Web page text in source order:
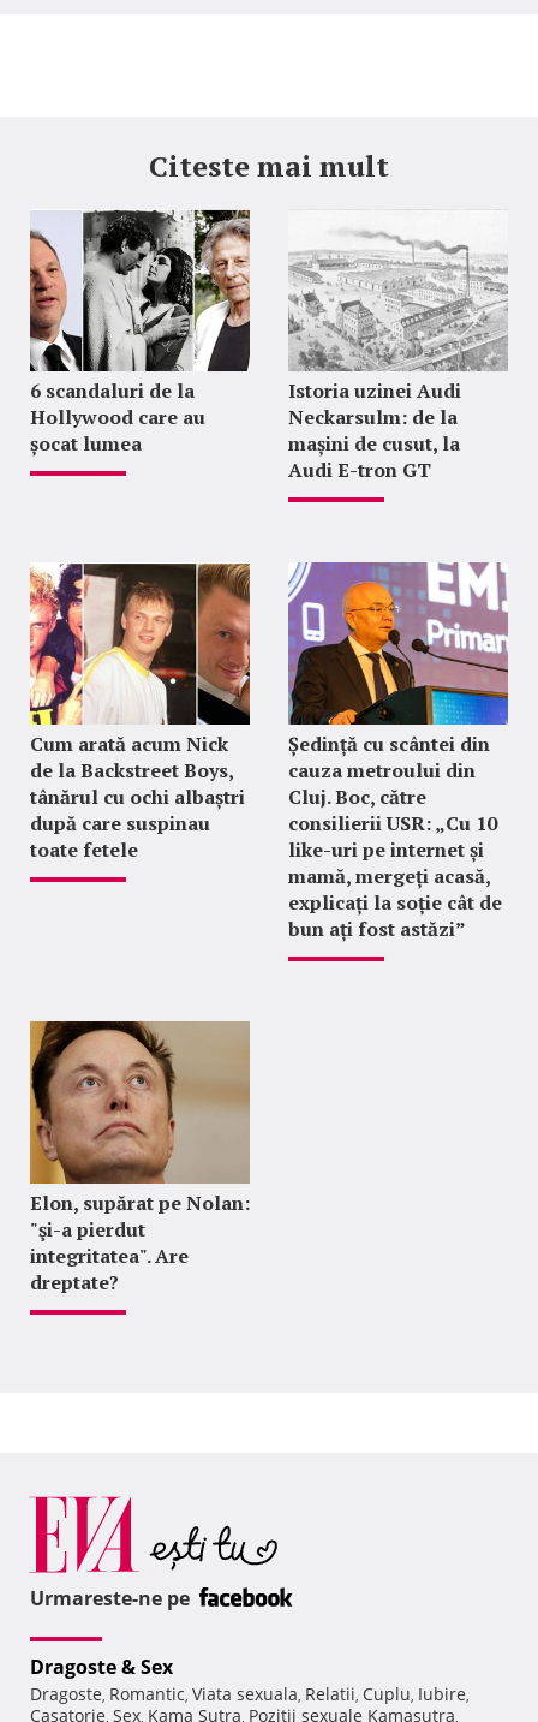
Citeste mai mult
6 scandaluri de la
Hollywood care au
șocat lumea
Istoria uzinei Audi
Neckarsulm: de la
mașini de cusut, la
Audi E-tron GT
Cum arată acum Nick
de la Backstreet Boys,
tânărul cu ochi albaștri
după care suspinau
toate fetele
Ședință cu scântei din
cauza metroului din
Cluj. Boc, către
consilierii USR: „Cu 10
like-uri pe internet și
mamă, mergeți acasă,
explicați la soție cât de
bun ați fost astăzi”
Elon, supărat pe Nolan:
"şi-a pierdut
integritatea". Are
dreptate?
Urmareste-ne pe
Dragoste & Sex
Dragoste, Romantic, Viata sexuala, Relatii, Cuplu, Iubire,
Casatorie, Sex, Kama Sutra, Pozitii sexuale Kamasutra,